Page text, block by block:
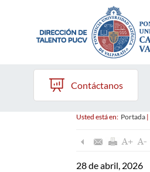
Contáctanos
Usted está en: Portada|
28 de abril, 2026